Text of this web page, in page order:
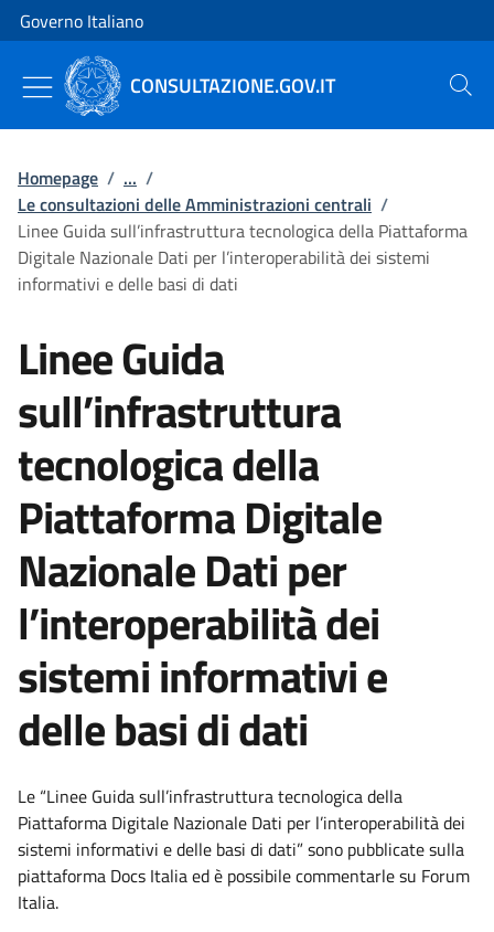
Vai al contenuto
Vai alla navigazione del sito
Governo Italiano
CONSULTAZIONE.GOV.IT Cerca
Homepage / ... /
Le consultazioni delle Amministrazioni centrali /
Linee Guida sull’infrastruttura tecnologica della Piattaforma
Digitale Nazionale Dati per l’interoperabilità dei sistemi
informativi e delle basi di dati
Linee Guida
sull’infrastruttura
tecnologica della
Piattaforma Digitale
Nazionale Dati per
l’interoperabilità dei
sistemi informativi e
delle basi di dati
Le “Linee Guida sull’infrastruttura tecnologica della
Piattaforma Digitale Nazionale Dati per l’interoperabilità dei
sistemi informativi e delle basi di dati” sono pubblicate sulla
piattaforma Docs Italia ed è possibile commentarle su Forum
Italia.